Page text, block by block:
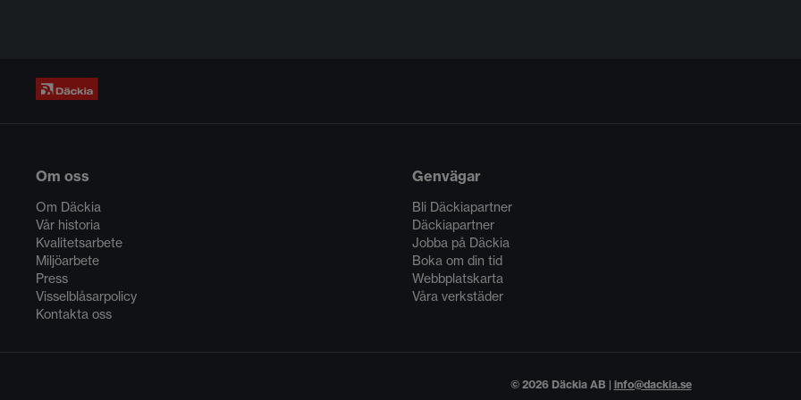
Om oss
Om Däckia
Vår historia
Kvalitetsarbete
Miljöarbete
Press
Visselblåsarpolicy
Kontakta oss
Genvägar
Bli Däckiapartner
Däckiapartner
Jobba på Däckia
Boka om din tid
Webbplatskarta
Våra verkstäder
© 2026 Däckia AB | info@dackia.se